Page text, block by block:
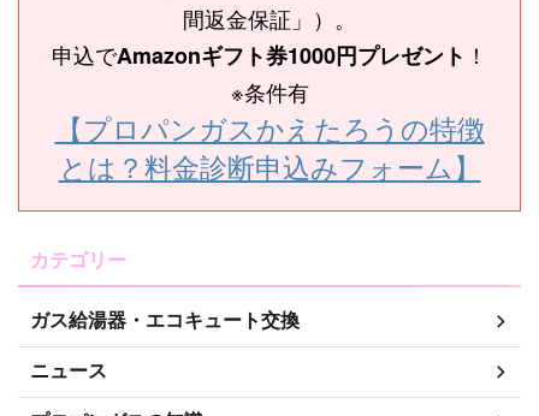
間返金保証」）。
申込でAmazonギフト券1000円プレゼント ！
※条件有
【プロパンガスかえたろうの特徴
とは？料金診断申込みフォーム】
カテゴリー
ガス給湯器・エコキュート交換
ニュース